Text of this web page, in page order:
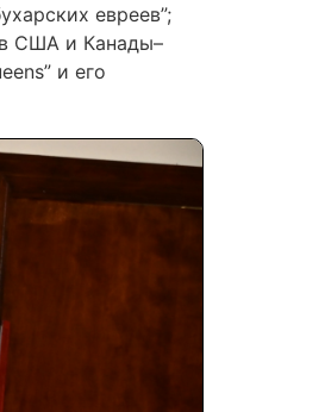
евреев”;
США и Канады–
и его